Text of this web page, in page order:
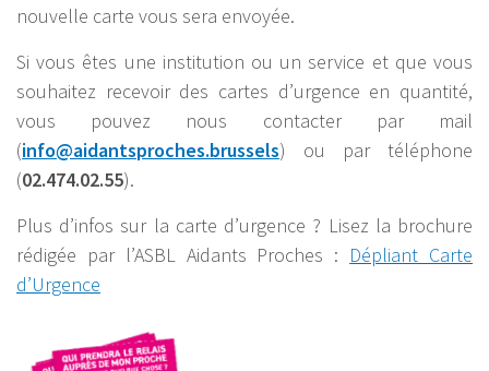
nouvelle carte vous sera envoyée.
Si vous êtes une institution ou un service et que vous
souhaitez recevoir des cartes d’urgence en quantité,
vous pouvez nous contacter par mail
(info@aidantsproches.brussels) ou par téléphone
(02.474.02.55).
Plus d’infos sur la carte d’urgence ? Lisez la brochure
rédigée par l’ASBL Aidants Proches : Dépliant Carte
d’Urgence